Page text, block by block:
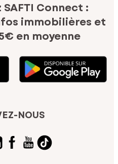
Connect :
immobilières et
en moyenne
NOUS